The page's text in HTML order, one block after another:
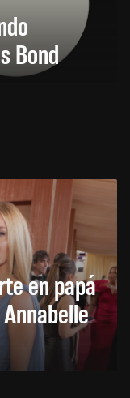
Bond
en papá